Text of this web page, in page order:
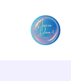
contenido